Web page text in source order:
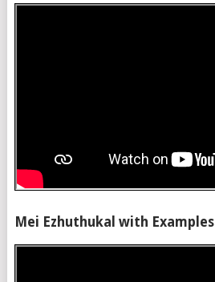
Mei Ezhuthukal with Examples